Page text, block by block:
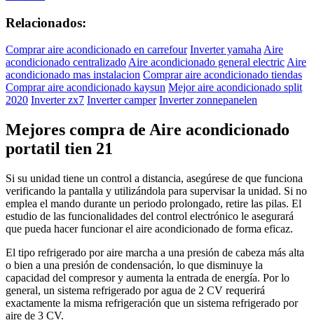
Relacionados:
Comprar aire acondicionado en carrefour Inverter yamaha Aire
acondicionado centralizado Aire acondicionado general electric Aire
acondicionado mas instalacion Comprar aire acondicionado tiendas
Comprar aire acondicionado kaysun Mejor aire acondicionado split
2020 Inverter zx7 Inverter camper Inverter zonnepanelen
Mejores compra de Aire acondicionado
portatil tien 21
Si su unidad tiene un control a distancia, asegúrese de que funciona
verificando la pantalla y utilizándola para supervisar la unidad. Si no
emplea el mando durante un periodo prolongado, retire las pilas. El
estudio de las funcionalidades del control electrónico le asegurará
que pueda hacer funcionar el aire acondicionado de forma eficaz.
El tipo refrigerado por aire marcha a una presión de cabeza más alta
o bien a una presión de condensación, lo que disminuye la
capacidad del compresor y aumenta la entrada de energía. Por lo
general, un sistema refrigerado por agua de 2 CV requerirá
exactamente la misma refrigeración que un sistema refrigerado por
aire de 3 CV.